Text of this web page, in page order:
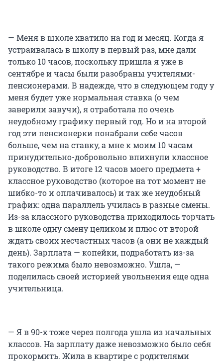
— Меня в школе хватило на год и месяц. Когда я
устраивалась в школу в первый раз, мне дали
только 10 часов, поскольку пришла я уже в
сентябре и часы были разобраны учителями-
пенсионерами. В надежде, что в следующем году у
меня будет уже нормальная ставка (о чем
заверили завучи), я отработала по очень
неудобному графику первый год. Но и на второй
год эти пенсионерки понабрали себе часов
больше, чем на ставку, а мне к моим 10 часам
принудительно-добровольно впихнули классное
руководство. В итоге 12 часов моего предмета +
классное руководство (которое на тот момент не
шибко-то и оплачивалось) и так же неудобный
график: одна параллель училась в разные смены.
Из-за классного руководства приходилось торчать
в школе одну смену целиком и плюс от второй
ждать своих несчастных часов (а они не каждый
день). Зарплата — копейки, подработать из-за
такого режима было невозможно. Ушла, —
поделилась своей историей увольнения еще одна
учительница.
— Я в 90-х тоже через полгода ушла из начальных
классов. На зарплату даже невозможно было себя
прокормить. Жила в квартире с родителями